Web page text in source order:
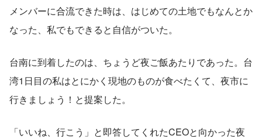
メンバーに合流できた時は、はじめての土地でもなんとか
なった、私でもできると自信がついた。
台南に到着したのは、ちょうど夜ご飯あたりであった。台
湾1日目の私はとにかく現地のものが食べたくて、夜市に
行きましょう！と提案した。
「いいね、行こう」と即答してくれたCEOと向かった夜